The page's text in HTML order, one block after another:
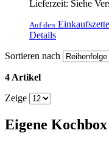
Lieferzeit: Siehe
Auf den
Details
Sortieren nach
4 Artikel
Zeige
Eigene